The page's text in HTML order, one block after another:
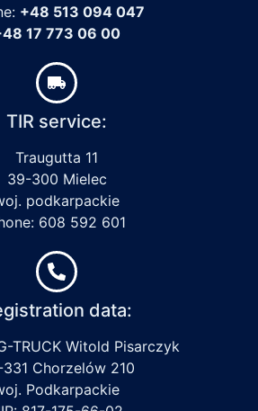
+48 513 094 047
17 773 06 00
TIR service:
Traugutta 11
39-300 Mielec
podkarpackie
608 592 601
data:
TRUCK Witold Pisarczyk
Chorzelów 210
Podkarpackie